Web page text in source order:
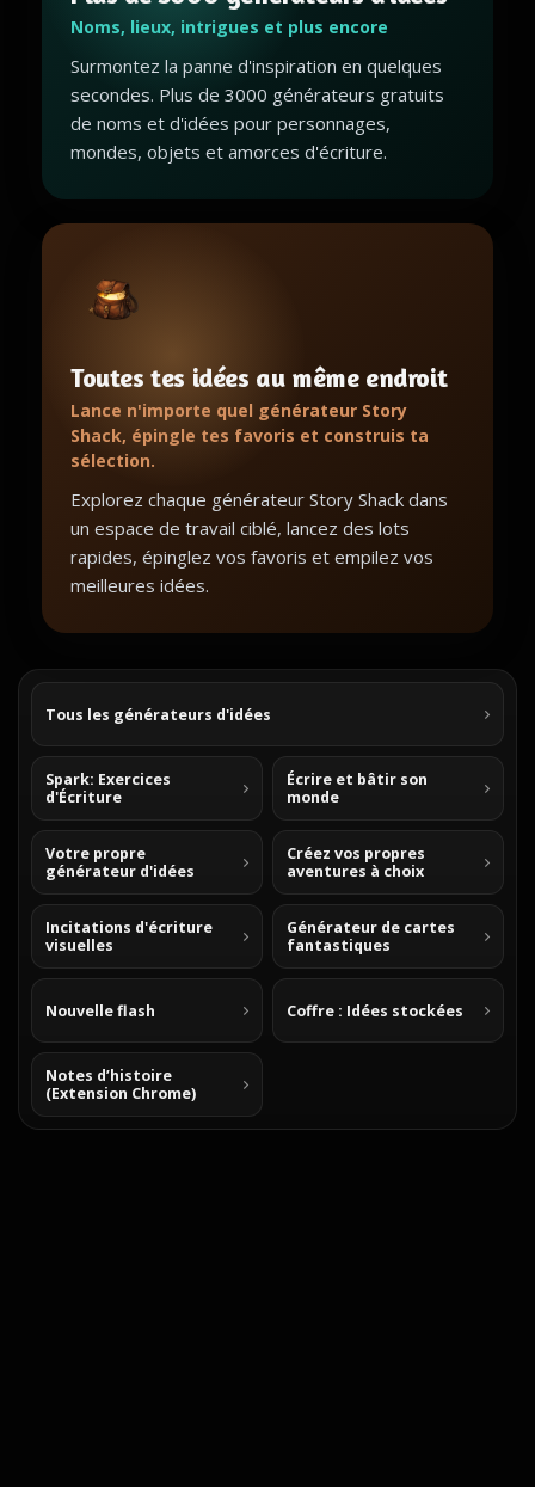
Noms, lieux, intrigues et plus encore
Surmontez la panne d'inspiration en quelques
secondes. Plus de 3000 générateurs gratuits
de noms et d'idées pour personnages,
mondes, objets et amorces d'écriture.
Toutes tes idées au même endroit
Lance n'importe quel générateur Story
Shack, épingle tes favoris et construis ta
sélection.
Explorez chaque générateur Story Shack dans
un espace de travail ciblé, lancez des lots
rapides, épinglez vos favoris et empilez vos
meilleures idées.
Tous les générateurs d'idées
Spark: Exercices
d'Écriture
Écrire et bâtir son
monde
Votre propre
générateur d'idées
Créez vos propres
aventures à choix
Incitations d'écriture
visuelles
Générateur de cartes
fantastiques
Nouvelle flash Coffre : Idées stockées
Notes d’histoire
(Extension Chrome)